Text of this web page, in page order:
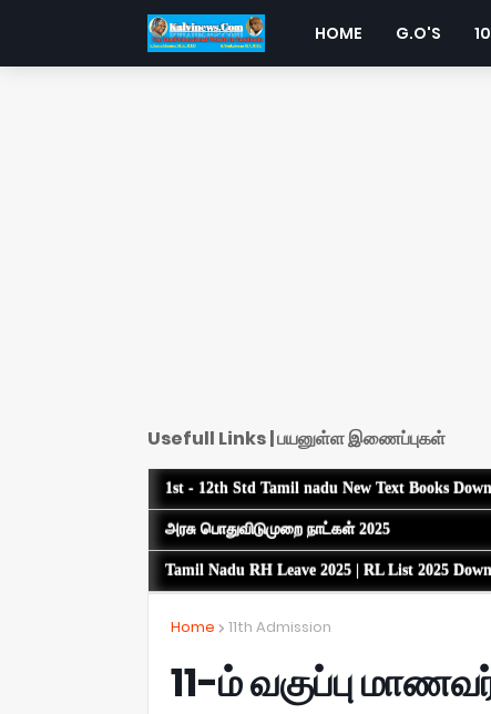
HOME G.O'S
Usefull Links | பயனுள்ள இணைப்புகள்
1st - 12th Std Tamil nadu New Text Books
அரசு பொதுவிடுமுறை நாட்கள் 2025
Tamil Nadu RH Leave 2025 | RL List 2025
Home 11th Admission
11-ம் வகுப்பு